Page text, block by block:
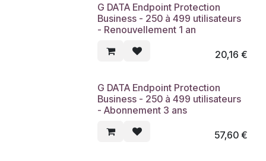
G DATA Endpoint Protection
Business - 250 à 499 utilisateurs
- Renouvellement 1 an
20,16 €
G DATA Endpoint Protection
Business - 250 à 499 utilisateurs
- Abonnement 3 ans
57,60€